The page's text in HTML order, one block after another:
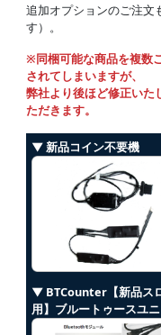
追加オプションのご注文
す）。
※同梱可能な商品を複数
されてしまいますが、
弊社より後ほど修正いた
ただきます。
▼ 新品コイン不要機
▼ BTCounter【新品ス
用】ブルートゥースユ